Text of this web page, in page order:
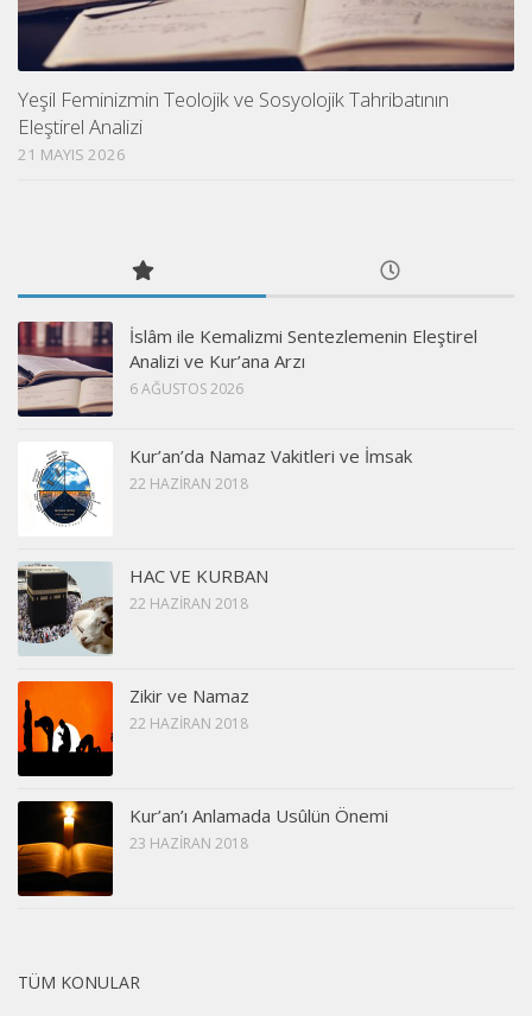
Yeşil Feminizmin Teolojik ve Sosyolojik Tahribatının
Eleştirel Analizi
21 MAYIS 2026
İslâm ile Kemalizmi Sentezlemenin Eleştirel
Analizi ve Kur’ana Arzı
6 AĞUSTOS 2026
Kur’an’da Namaz Vakitleri ve İmsak
22 HAZIRAN 2018
HAC VE KURBAN
22 HAZIRAN 2018
Zikir ve Namaz
22 HAZIRAN 2018
Kur’an’ı Anlamada Usûlün Önemi
23 HAZIRAN 2018
TÜM KONULAR